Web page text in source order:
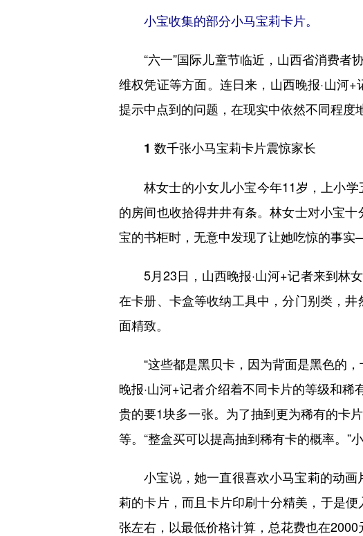
小宝收集的部分小马宝莉卡片。
“六一”国际儿童节临近，山西省消费者协
维权凭证等方面。连日来，山西晚报·山河
提示中点到的问题，在现实中依然不同程度
1 数千张小马宝莉卡片震惊家长
林女士的小女儿小宝今年11岁，上小学
的房间也收拾得井井有条。林女士对小宝
宝的书柜时，无意中发现了让她吃惊的事
5月23日，山西晚报·山河+记者来到林女
在卡册、卡盒等收纳工具中，分门别类，
面精致。
“这些都是黑贝卡，因为背面是黑色的，
晚报·山河+记者介绍着不同卡片的等级和
贵的要1块多一张。为了抽到更为稀有的卡
等。“整盒买可以提高抽到稀有卡的概率。”
小宝说，她一直很喜欢小马宝莉的动画
莉的卡片，而且卡片印刷十分精美，于是
张左右，以最低价格计算，总花费也在2000